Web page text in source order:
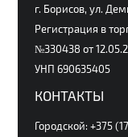
г. Борисов, ул.
Регистрация в
№330438 от
УНП 690635405
КОНТАКТЫ
Городской: +375